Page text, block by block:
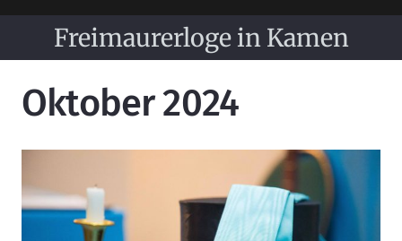
Freimaurerloge in Kamen
Oktober 2024